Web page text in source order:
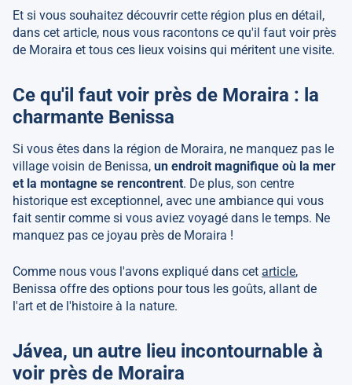
Et si vous souhaitez découvrir cette région plus en détail,
dans cet article, nous vous racontons ce qu'il faut voir près
de Moraira et tous ces lieux voisins qui méritent une visite.
Ce qu'il faut voir près de Moraira : la
charmante Benissa
Si vous êtes dans la région de Moraira, ne manquez pas le
village voisin de Benissa, un endroit magnifique où la mer
et la montagne se rencontrent. De plus, son centre
historique est exceptionnel, avec une ambiance qui vous
fait sentir comme si vous aviez voyagé dans le temps. Ne
manquez pas ce joyau près de Moraira !
Comme nous vous l'avons expliqué dans cet article,
Benissa offre des options pour tous les goûts, allant de
l'art et de l'histoire à la nature.
Jávea, un autre lieu incontournable à
voir près de Moraira